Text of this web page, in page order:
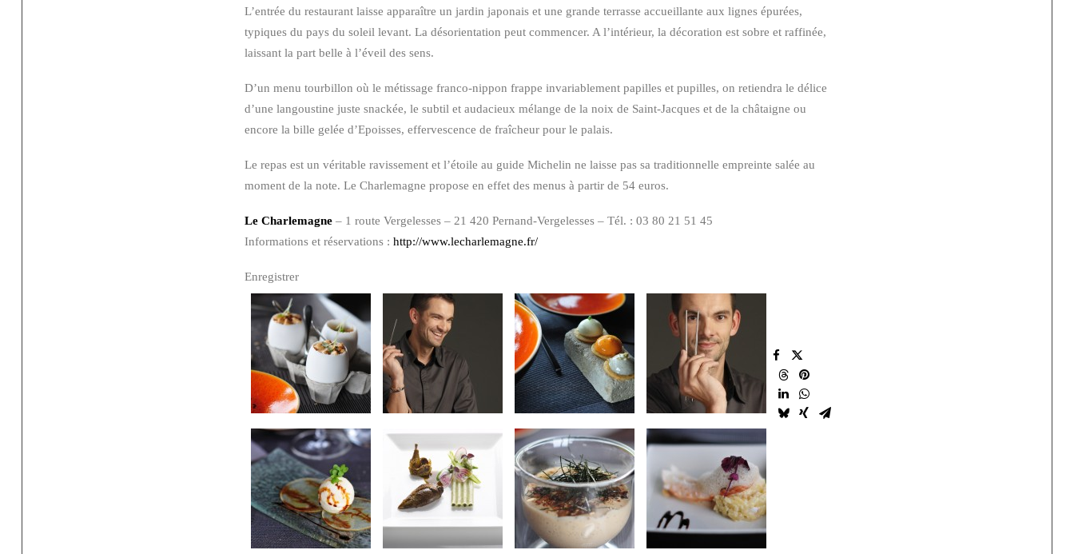
L’entrée du restaurant laisse apparaître un jardin japonais et une grande terrasse accueillante aux lignes épurées,
typiques du pays du soleil levant. La désorientation peut commencer. A l’intérieur, la décoration est sobre et raffinée,
laissant la part belle à l’éveil des sens.
D’un menu tourbillon où le métissage franco-nippon frappe invariablement papilles et pupilles, on retiendra le délice
d’une langoustine juste snackée, le subtil et audacieux mélange de la noix de Saint-Jacques et de la châtaigne ou
encore la bille gelée d’Epoisses, effervescence de fraîcheur pour le palais.
Le repas est un véritable ravissement et l’étoile au guide Michelin ne laisse pas sa traditionnelle empreinte salée au
moment de la note. Le Charlemagne propose en effet des menus à partir de 54 euros.
Le Charlemagne – 1 route Vergelesses – 21 420 Pernand-Vergelesses – Tél. : 03 80 21 51 45
Informations et réservations : http://www.lecharlemagne.fr/
Enregistrer